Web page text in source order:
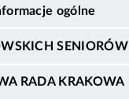
ogólne
SENIORÓW
RADA KRAKOWA